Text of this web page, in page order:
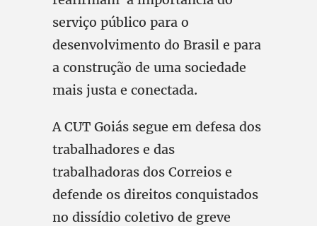
serviço público para o
desenvolvimento do Brasil e para
a construção de uma sociedade
mais justa e conectada.
A CUT Goiás segue em defesa dos
trabalhadores e das
trabalhadoras dos Correios e
defende os direitos conquistados
no dissídio coletivo de greve